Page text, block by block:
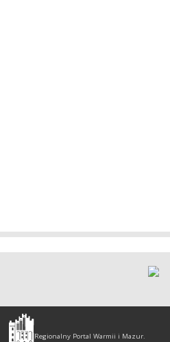
Olsztyn
-
Regionalny Portal Warmii i Mazur.